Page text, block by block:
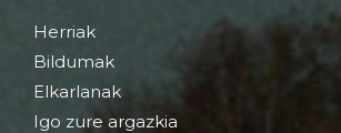
Herriak
Bildumak
Elkarlanak
Igo zure argazkia